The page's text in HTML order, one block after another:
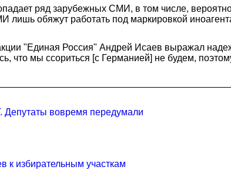
ряд зарубежных СМИ, в том числе,
обяжут работать под маркировкой
"Единая Россия" Андрей Исаев выражал
что мы ссориться [с Германией] не будем,
Депутаты вовремя передумали
к избирательным участкам